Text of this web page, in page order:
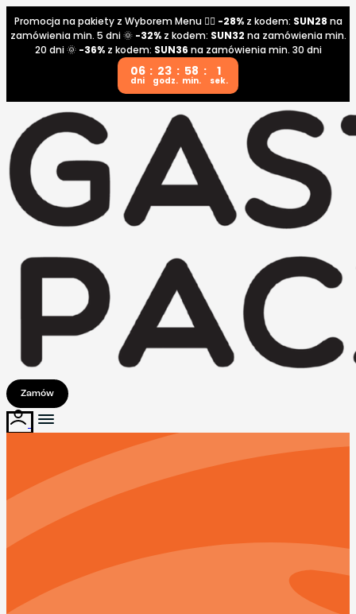
Promocja na pakiety z Wyborem Menu 👉🏼 -28%z kodem: SUN28 na
zamówienia min. 5 dni 🌞 -32%z kodem: SUN32 na zamówienia min.
20 dni 🌞 -36%z kodem: SUN36 na zamówienia min. 30 dni
06
dni
: 23
godz.
: 58
min.
: 1
sek.
Zamów
Low Carb & Niski IG
od900
Makroskładniki: *